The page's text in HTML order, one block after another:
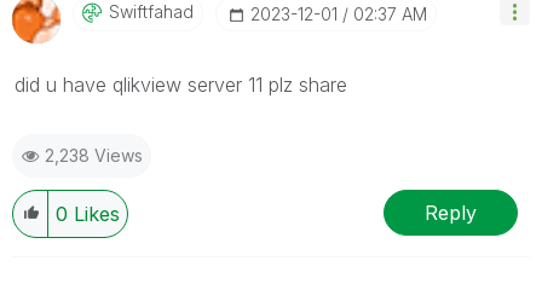
Swiftfahad ‎2023-12-01 02:37 AM
did u have qlikview server 11 plz share
2,238 Views
0 Likes Reply